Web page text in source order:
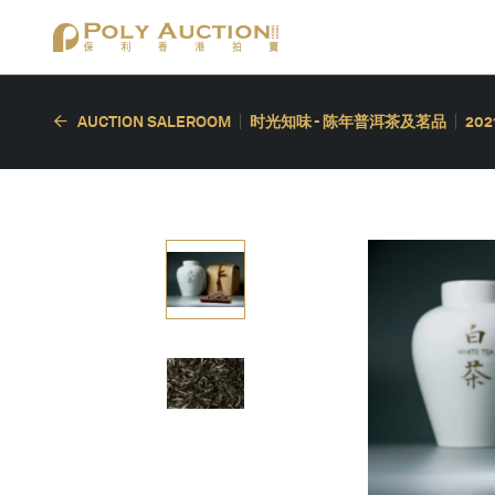
AUCTION SALEROOM 时光知味 - 陈年普洱茶及茗品